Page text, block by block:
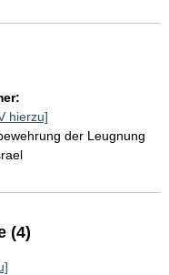
hierzu]
der Leugnung
(4)